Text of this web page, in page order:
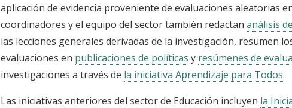
aplicación de evidencia proveniente de evaluaciones aleatorias
coordinadores y el equipo del sector también redactan análisis
las lecciones generales derivadas de la investigación, resumen
evaluaciones en publicaciones de políticas y resúmenes de
investigaciones a través de la iniciativa Aprendizaje para Todos.
Las iniciativas anteriores del sector de Educación incluyen la